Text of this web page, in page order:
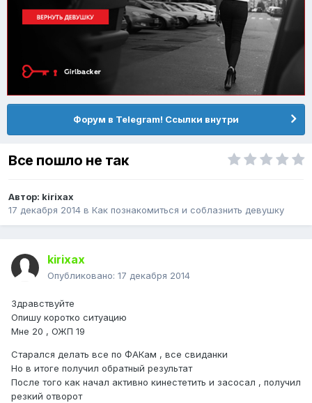
Форум в Telegram! Ссылки внутри
Все пошло не так
Автор: kirixax
17 декабря 2014 в Как познакомиться и соблазнить девушку
kirixax
Опубликовано: 17 декабря 2014
Здравствуйте
Опишу коротко ситуацию
Мне 20 , ОЖП 19
Старался делать все по ФАКам , все свиданки
Но в итоге получил обратный результат
После того как начал активно кинестетить и засосал , получил
резкий отворот